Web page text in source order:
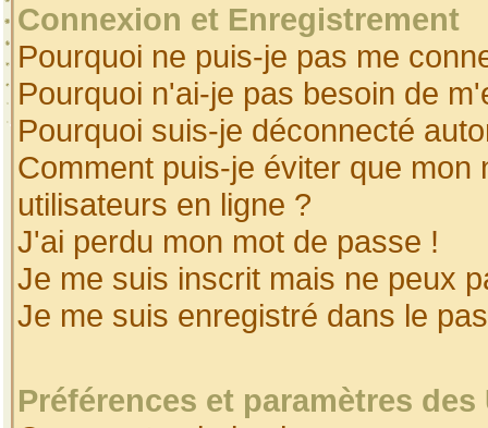
Connexion et Enregistrement
Pourquoi ne puis-je pas me
Pourquoi n'ai-je pas besoin de
Pourquoi suis-je déconnecté
Comment puis-je éviter que
utilisateurs en ligne ?
J'ai perdu mon mot de passe !
Je me suis inscrit mais ne peux
Je me suis enregistré dans le
Préférences et paramètres